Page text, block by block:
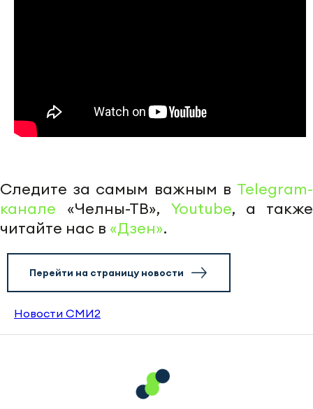
Следите за самым важным в Telegram-
канале «Челны-ТВ», Youtube, а также
читайте нас в «Дзен».
Перейти на страницу новости
Новости СМИ2